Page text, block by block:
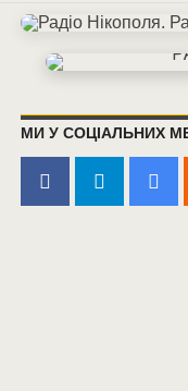
МИ У СОЦІАЛЬНИХ